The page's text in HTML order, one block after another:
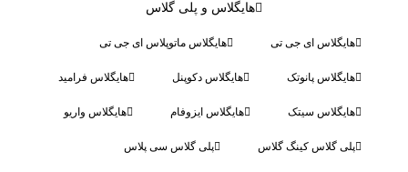
هایگلاس و پلی گلاس
هایگلاس ای جی تی هایگلاس ماتوپلاس ای جی تی
هایگلاس پانوتک هایگلاس دکوپنل هایگلاس فرامید
هایگلاس سیتک هایگلاس ایزوفام هایگلاس واریو
پلی گلاس کینگ گلاس پلی گلاس سی پلاس